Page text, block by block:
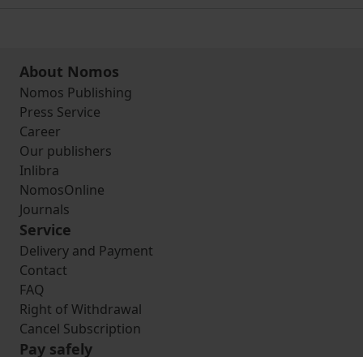
About Nomos
Nomos Publishing
Press Service
Career
Our publishers
Inlibra
NomosOnline
Journals
Service
Delivery and Payment
Contact
FAQ
Right of Withdrawal
Cancel Subscription
Pay safely